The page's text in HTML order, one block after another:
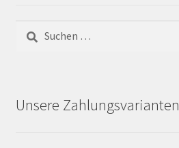
Suchen
nach:
Unsere Zahlungsvarianten